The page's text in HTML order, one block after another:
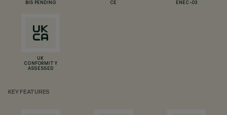
BIS PENDING CE ENEC-03
UK
CONFORMITY
ASSESSED
KEY FEATURES